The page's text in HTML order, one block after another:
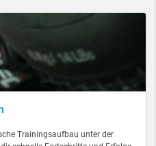
Trainingsaufbau unter der